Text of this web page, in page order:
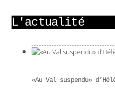
L'actualité
«Au Val suspendu»